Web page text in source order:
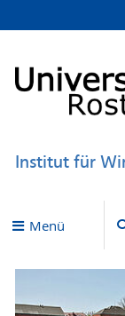
Institut für
Menü